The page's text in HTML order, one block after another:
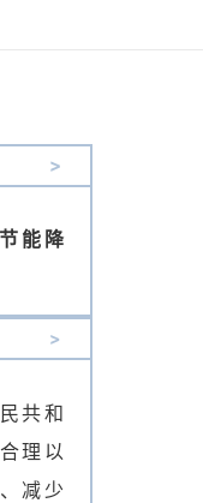
>
节能降
>
共和
理以
减少